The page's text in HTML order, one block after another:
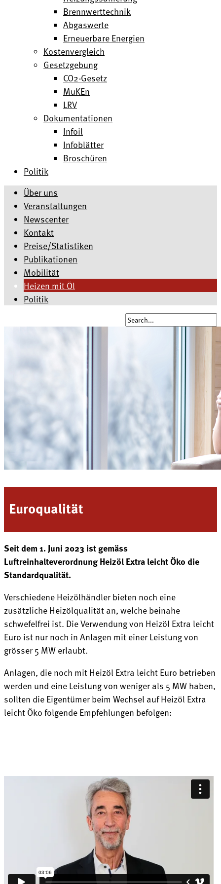
Brennwerttechnik
Abgaswerte
Erneuerbare Energien
Kostenvergleich
Gesetzgebung
CO2-Gesetz
MuKEn
LRV
Dokumentationen
Infoil
Infoblätter
Broschüren
Politik
Über uns
Veranstaltungen
Newscenter
Kontakt
Preise/Statistiken
Publikationen
Mobilität
Heizen mit Öl
Politik
Euroqualität
Seit dem 1. Juni 2023 ist gemäss
Luftreinhalteverordnung Heizöl Extra leicht Öko die
Standardqualität.
Verschiedene Heizölhändler bieten noch eine
zusätzliche Heizölqualität an, welche beinahe
schwefelfrei ist. Die Verwendung von Heizöl Extra leicht
Euro ist nur noch in Anlagen mit einer Leistung von
grösser 5 MW erlaubt.
Anlagen, die noch mit Heizöl Extra leicht Euro betrieben
werden und eine Leistung von weniger als 5 MW haben,
sollten die Eigentümer beim Wechsel auf Heizöl Extra
leicht Öko folgende Empfehlungen befolgen: